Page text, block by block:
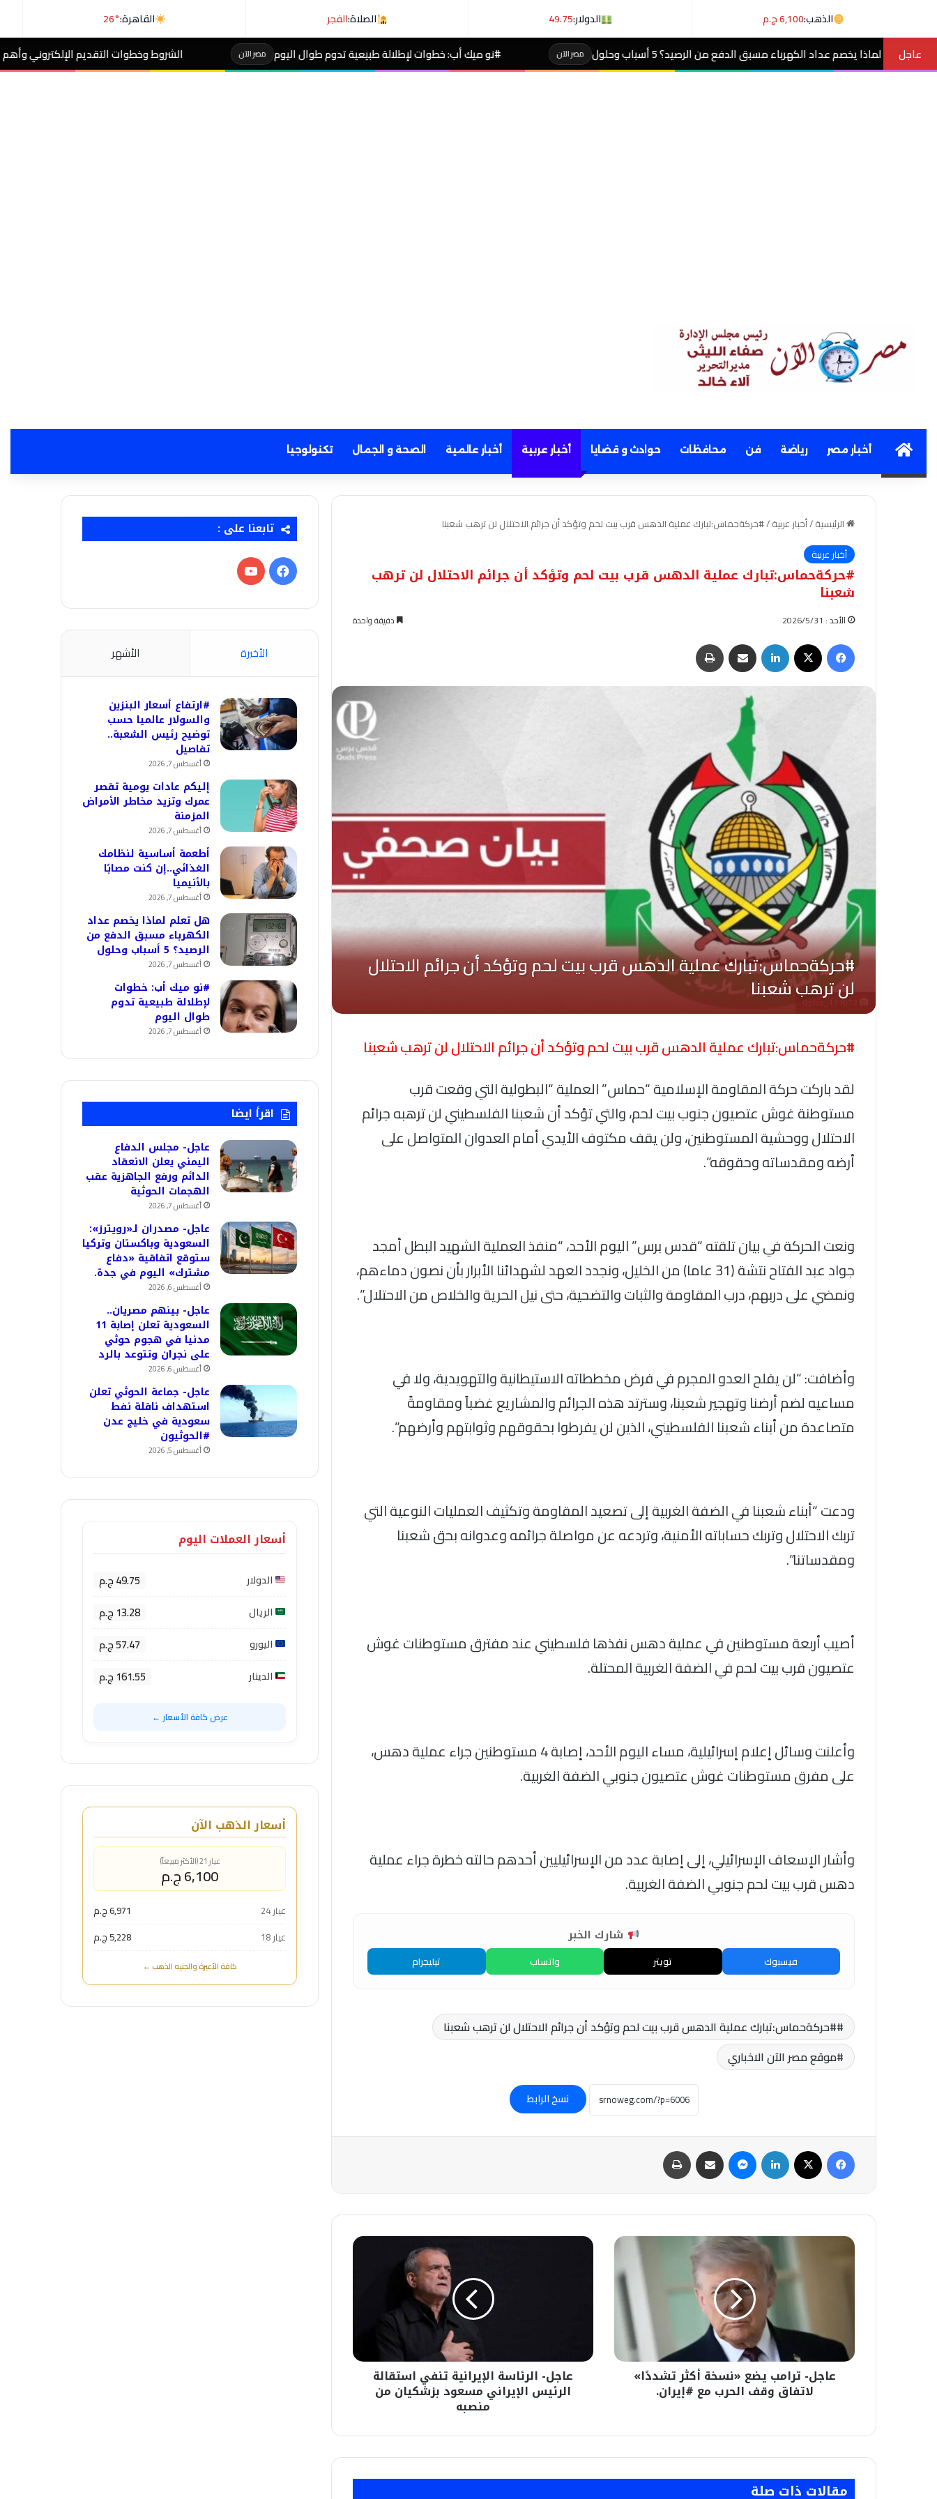
الذهب:6,100 ج.م الدولار:49.75 الصلاة:الفجر القاهرة:26°
عاجل
الكهرباء مسبق الدفع من الرصيد؟ 5 أسباب وحلول مصر الآن #نو ميك أب: خطوات لإطلالة طبيعية تدوم طوال اليوم مصر الآن الشروط وخطوات التقديم الإلكتروني وأهم الضوابط..إضافة
Homeأخبار مصر رياضة فن محافظات حوادث و قضايا أخبار عربية أخبار عالمية الصحة و الجمال تكنولوجيا
الرئيسية/أخبار عربية/#حركةحماس:تبارك عملية الدهس قرب بيت لحم وتؤكد أن جرائم الاحتلال لن ترهب شعبنا
أخبار عربية
#حركةحماس:تبارك عملية الدهس قرب بيت لحم وتؤكد أن جرائم الاحتلال لن ترهب
شعبنا
الأحد : 2026/5/31 دقيقة واحدة
فيسبوك لينكدإن مشاركة عبر البريد
#حركةحماس:تبارك عملية الدهس قرب بيت لحم وتؤكد أن جرائم الاحتلال لن ترهب شعبنا
لقد باركت حركة المقاومة الإسلامية “حماس” العملية “البطولية التي وقعت قرب
مستوطنة غوش عتصيون جنوب بيت لحم، والتي تؤكد أن شعبنا الفلسطيني لن ترهبه جرائم
الاحتلال ووحشية المستوطنين، ولن يقف مكتوف الأيدي أمام العدوان المتواصل على
أرضه ومقدساته وحقوقه”.
ونعت الحركة في بيان تلقته “قدس برس” اليوم الأحد، “منفذ العملية ‏الشهيد البطل أمجد
جواد عبد الفتاح نتشة (31 عاما) من الخليل، ونجدد العهد لشهدائنا الأبرار بأن نصون دماءهم،
ونمضي على دربهم، درب المقاومة والثبات والتضحية، حتى نيل الحرية والخلاص من الاحتلال”.
وأضافت: “لن يفلح العدو المجرم في فرض مخططاته الاستيطانية والتهويدية، ولا في
مساعيه لضم أرضنا وتهجير شعبنا، وسترتد هذه الجرائم والمشاريع غضباً ومقاومةً
متصاعدة من أبناء شعبنا الفلسطيني، الذين لن يفرطوا بحقوقهم وثوابتهم وأرضهم”.
ودعت “أبناء شعبنا في الضفة الغربية إلى تصعيد المقاومة وتكثيف العمليات النوعية التي
تربك الاحتلال وتربك حساباته الأمنية، وتردعه عن مواصلة جرائمه وعدوانه بحق شعبنا
ومقدساتنا”.
أصيب أربعة مستوطنين في عملية دهس نفذها فلسطيني عند مفترق مستوطنات غوش
عتصيون قرب بيت لحم في الضفة الغربية المحتلة.
وأعلنت وسائل إعلام إسرائيلية، مساء اليوم الأحد، إصابة 4 مستوطنين جراء عملية دهس،
على مفرق مستوطنات غوش عتصيون جنوبي الضفة الغربية.
وأشار الإسعاف الإسرائيلي، إلى إصابة عدد من الإسرائيليين أحدهم حالته خطرة جراء عملية
دهس قرب بيت لحم جنوبي الضفة الغربية.
شارك الخبر
فيسبوك تويتر واتساب تيليجرام
#حركةحماس:تبارك عملية الدهس قرب بيت لحم وتؤكد أن جرائم الاحتلال لن ترهب شعبنا
موقع مصر الآن الاخباري
نسخ الرابط
فيسبوك لينكدإن ماسنجر مشاركة عبر البريد
عاجل-
وقف
الحرب
عاجل- ترامب يضع «نسخة أكثر تشددًا»
لاتفاق وقف الحرب مع #إيران.
عاجل-
بزشكيان
عاجل- الرئاسة الإيرانية تنفي استقالة
الرئيس الإيراني مسعود بزشكيان من
منصبه
مقالات ذات صلة
تابعنا على :
فيسبوك‫YouTube
الأخيرة الأشهر
#ارتفاع أسعار البنزين
والسولار عالميا حسب
توضيح رئيس الشعبة..
تفاصيل
أغسطس 7, 2026
إليكم عادات يومية تقصر
عمرك وتزيد مخاطر الأمراض
المزمنة
أغسطس 7, 2026
أطعمة أساسية لنظامك
الغذائي..إن كنت مصابًا
بالأنيميا
أغسطس 7, 2026
هل تعلم لماذا يخصم عداد
الكهرباء مسبق الدفع من
الرصيد؟ 5 أسباب وحلول
أغسطس 7, 2026
#نو ميك أب: خطوات
لإطلالة طبيعية تدوم
طوال اليوم
أغسطس 7, 2026
اقرأ ايضا
عاجل- مجلس الدفاع
اليمني يعلن الانعقاد
الدائم ورفع الجاهزية عقب
الهجمات الحوثية
أغسطس 7, 2026
عاجل- مصدران لـ«رويترز»:
السعودية وباكستان وتركيا
ستوقع اتفاقية «دفاع
مشترك» اليوم في جدة.
أغسطس 6, 2026
عاجل- بينهم مصريان..
السعودية تعلن إصابة 11
مدنيا في هجوم حوثي
على نجران وتتوعد بالرد
أغسطس 6, 2026
عاجل- جماعة الحوثي تعلن
استهداف ناقلة نفط
سعودية في خليج عدن
#الحوثيون
أغسطس 5, 2026
أسعار العملات اليوم
الدولار 49.75 ج.م
الريال 13.28 ج.م
اليورو 57.47 ج.م
الدينار 161.55 ج.م
عرض كافة الأسعار ←
أسعار الذهب الآن
عيار 21 (الأكثر مبيعاً)
6,100 ج.م
عيار 24
6,971 ج.م
عيار 18
5,228 ج.م
كافة الأعيرة والجنيه الذهب ←